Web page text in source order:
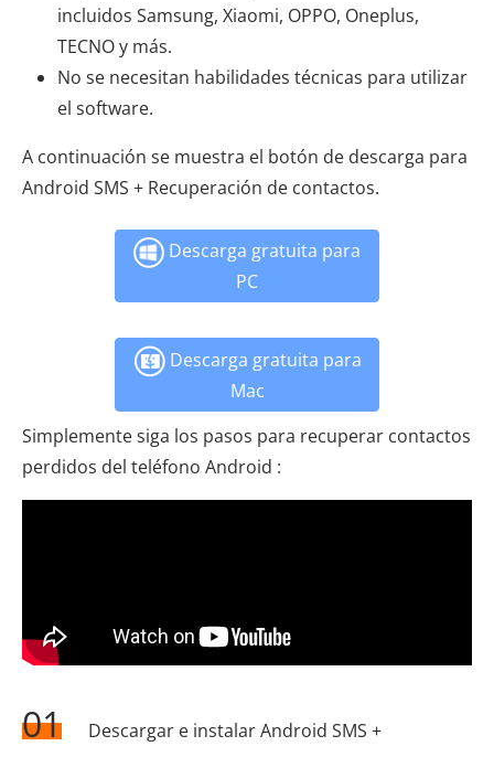
incluidos Samsung, Xiaomi, OPPO, Oneplus,
TECNO y más.
No se necesitan habilidades técnicas para utilizar
el software.
A continuación se muestra el botón de descarga para
Android SMS + Recuperación de contactos.
Descarga gratuita para
PC
Descarga gratuita para
Mac
Simplemente siga los pasos para recuperar contactos
perdidos del teléfono Android :
01
Descargar e instalar Android SMS +